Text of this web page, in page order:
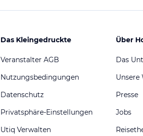
Das Kleingedruckte
Veranstalter AGB
Nutzungsbedingungen
Datenschutz
Privatsphäre-Einstellungen
Utiq Verwalten
Über
Das
Unsere
Presse
Jobs